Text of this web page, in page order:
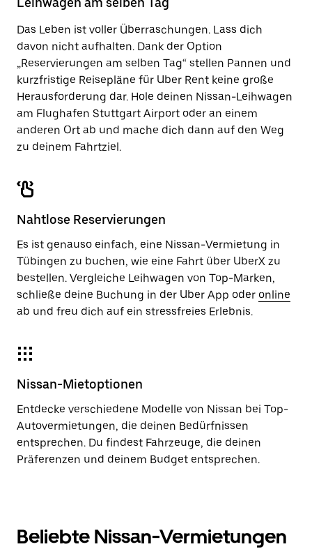
zu
Das Leben ist voller Überraschungen. Lass dich
davon nicht aufhalten. Dank der Option
„Reservierungen am selben Tag“ stellen Pannen und
kurzfristige Reisepläne für Uber Rent keine große
Herausforderung dar. Hole deinen Nissan-Leihwagen
am Flughafen Stuttgart Airport oder an einem
anderen Ort ab und mache dich dann auf den Weg
zu deinem Fahrtziel.
Nahtlose Reservierungen
Es ist genauso einfach, eine Nissan-Vermietung in
Tübingen zu buchen, wie eine Fahrt über UberX zu
bestellen. Vergleiche Leihwagen von Top-Marken,
schließe deine Buchung in der Uber App oder online
ab und freu dich auf ein stressfreies Erlebnis.
Nissan-Mietoptionen
Entdecke verschiedene Modelle von Nissan bei Top-
Autovermietungen, die deinen Bedürfnissen
entsprechen. Du findest Fahrzeuge, die deinen
Präferenzen und deinem Budget entsprechen.
Beliebte Nissan-Vermietungen